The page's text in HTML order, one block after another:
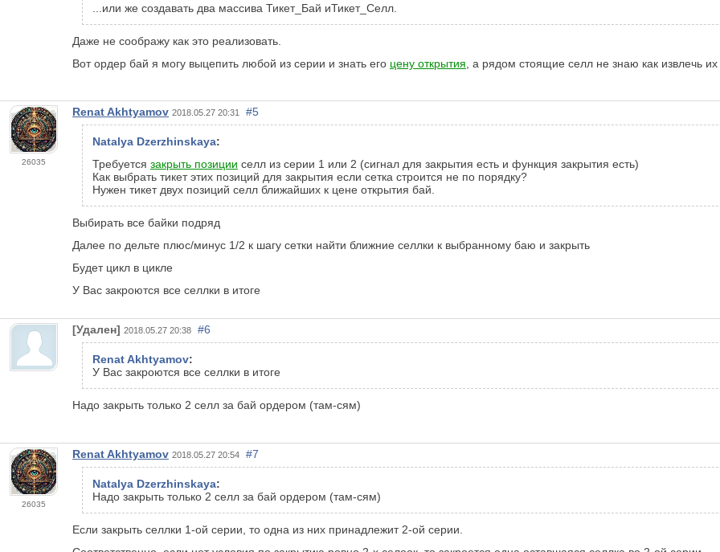
...или же создавать два массива Тикет_Бай иТикет_Селл.
Даже не соображу как это реализовать.
Вот ордер бай я могу выцепить любой из серии и знать его цену открытия , а рядом стоящие селл не знаю как извлечь их
26035
Renat Akhtyamov 2018.05.27 20:31 #5
Natalya Dzerzhinskaya:
Требуется закрыть позиции селл из серии 1 или 2 (сигнал для закрытия есть и функция закрытия есть)
Как выбрать тикет этих позиций для закрытия если сетка строится не по порядку?
Нужен тикет двух позиций селл ближайших к цене открытия бай.
Выбирать все байки подряд
Далее по дельте плюс/минус 1/2 к шагу сетки найти ближние селлки к выбранному баю и закрыть
Будет цикл в цикле
У Вас закроются все селлки в итоге
[Удален] 2018.05.27 20:38 #6
Renat Akhtyamov:
У Вас закроются все селлки в итоге
Надо закрыть только 2 селл за бай ордером (там-сям)
26035
Renat Akhtyamov 2018.05.27 20:54 #7
Natalya Dzerzhinskaya:
Надо закрыть только 2 селл за бай ордером (там-сям)
Если закрыть селлки 1-ой серии, то одна из них принадлежит 2-ой серии.